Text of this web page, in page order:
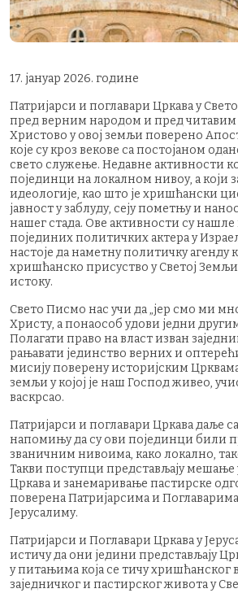
17. јануар 2026. године
Патријарси и поглавари Цркава у
пред верним народом и пред читавим
Христово у овој земљи поверено
које су кроз векове са постојаном
свето служење. Недавне активности
појединци на локалном нивоу, а који
идеологије, као што је хришћански
јавност у заблуду, сеју пометњу и
нашег стада. Ове активности су
појединих политичких актера у
настоје да наметну политичку агенду
хришћанско присуство у Светој
истоку.
Свето Писмо нас учи да „јер смо ми
Христу, а понаособ удови једни
Полагати право на власт изван
рањавати јединство верних и
мисију поверену историјским
земљи у којој је наш Господ живео,
васкрсао.
Патријарси и поглавари Цркава даље
напомињу да су ови појединци били
званичним нивоима, како локално,
Такви поступци представљају
Цркава и занемаривање пастирске
поверена Патријарсима и
Јерусалиму.
Патријарси и Поглавари Цркава у
истичу да они једини представљају
у питањима која се тичу хришћанског
заједничког и пастирског живота у